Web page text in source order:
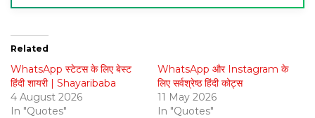
Related
WhatsApp स्टेटस के लिए बेस्ट
हिंदी शायरी | Shayaribaba
4 August 2026
In "Quotes"
WhatsApp और Instagram के
लिए सर्वश्रेष्ठ हिंदी कोट्स
11 May 2026
In "Quotes"